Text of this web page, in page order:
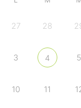
27 28
3 4 5
10 11